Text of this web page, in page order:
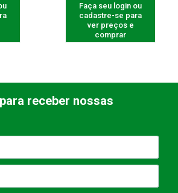
Faça seu login ou
cadastre-se para
ver preços e
comprar
receber nossas